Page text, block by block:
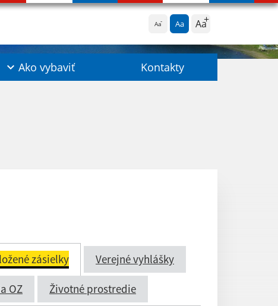
Aa Aa Aa
Ako vybaviť Kontakty
zásielky Verejné vyhlášky
OZ Životné prostredie